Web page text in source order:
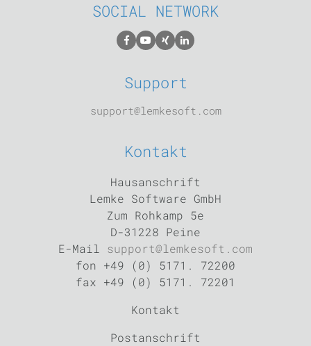
SOCIAL NETWORK
Support
support@lemkesoft.com
Kontakt
Hausanschrift
Lemke Software GmbH
Zum Rohkamp 5e
D-31228 Peine
E-Mail support@lemkesoft.com
fon +49 (0) 5171. 72200
fax +49 (0) 5171. 72201
Kontakt
Postanschrift